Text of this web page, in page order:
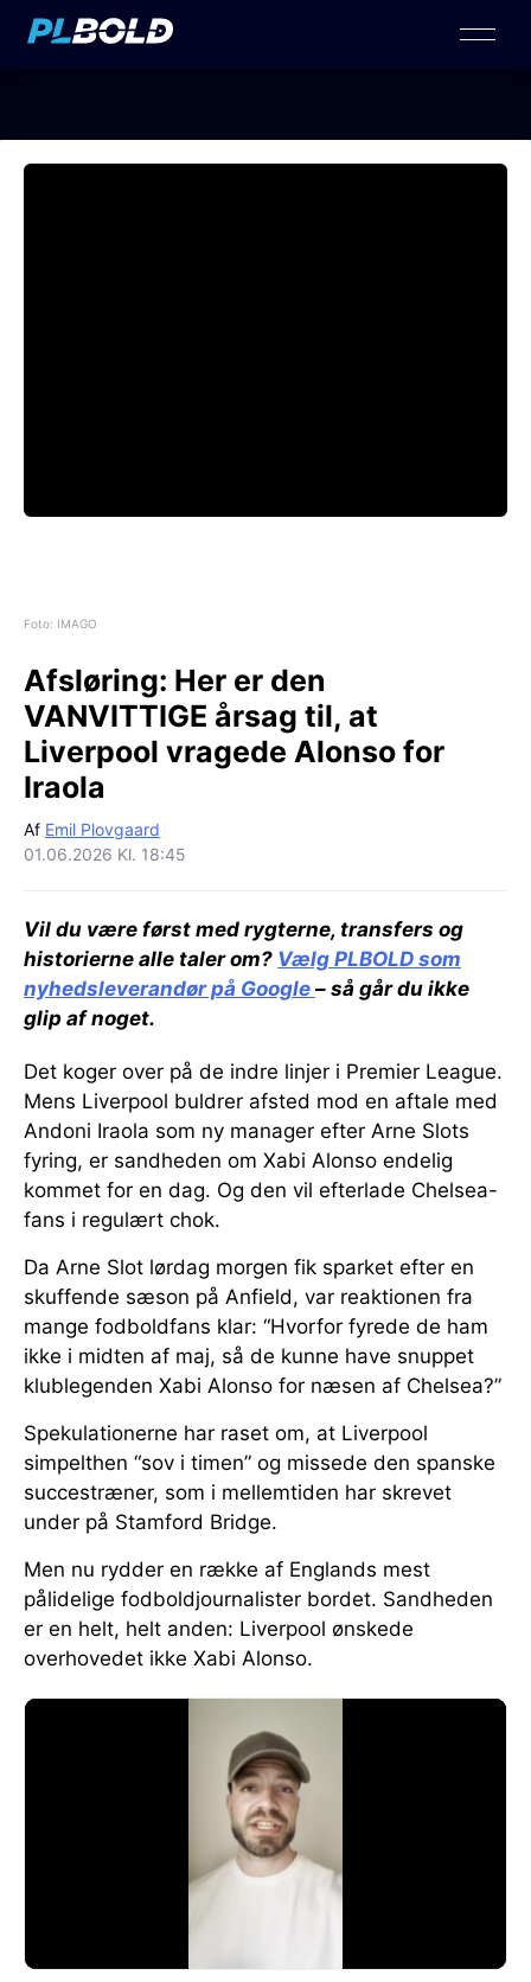
Foto: IMAGO
Afsløring: Her er den
VANVITTIGE årsag til, at
Liverpool vragede Alonso for
Iraola
Af Emil Plovgaard
01.06.2026 Kl. 18:45
Vil du være først med rygterne, transfers og
historierne alle taler om? Vælg PLBOLD som
nyhedsleverandør på Google – så går du ikke
glip af noget.
Det koger over på de indre linjer i Premier League.
Mens Liverpool buldrer afsted mod en aftale med
Andoni Iraola som ny manager efter Arne Slots
fyring, er sandheden om Xabi Alonso endelig
kommet for en dag. Og den vil efterlade Chelsea-
fans i regulært chok.
Da Arne Slot lørdag morgen fik sparket efter en
skuffende sæson på Anfield, var reaktionen fra
mange fodboldfans klar: “Hvorfor fyrede de ham
ikke i midten af maj, så de kunne have snuppet
klublegenden Xabi Alonso for næsen af Chelsea?”
Spekulationerne har raset om, at Liverpool
simpelthen “sov i timen” og missede den spanske
succestræner, som i mellemtiden har skrevet
under på Stamford Bridge.
Men nu rydder en række af Englands mest
pålidelige fodboldjournalister bordet. Sandheden
er en helt, helt anden: Liverpool ønskede
overhovedet ikke Xabi Alonso.